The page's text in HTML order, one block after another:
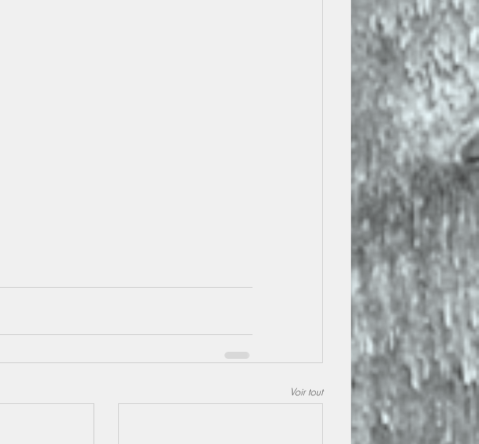
Voir tout